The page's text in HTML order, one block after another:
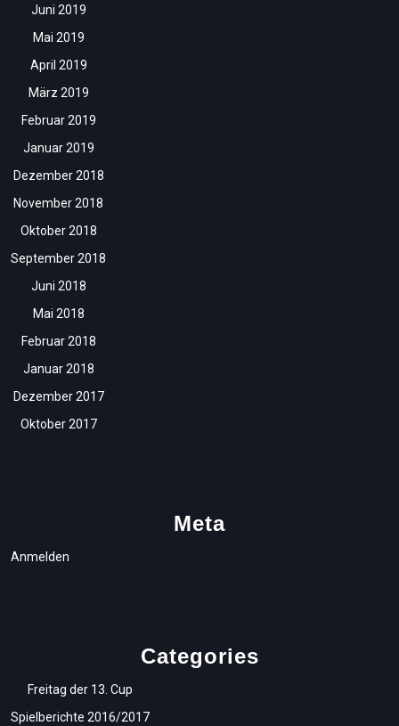
Juni 2019
Mai 2019
April 2019
März 2019
Februar 2019
Januar 2019
Dezember 2018
November 2018
Oktober 2018
September 2018
Juni 2018
Mai 2018
Februar 2018
Januar 2018
Dezember 2017
Oktober 2017
Meta
Anmelden
Categories
Freitag der 13. Cup
Spielberichte 2016/2017